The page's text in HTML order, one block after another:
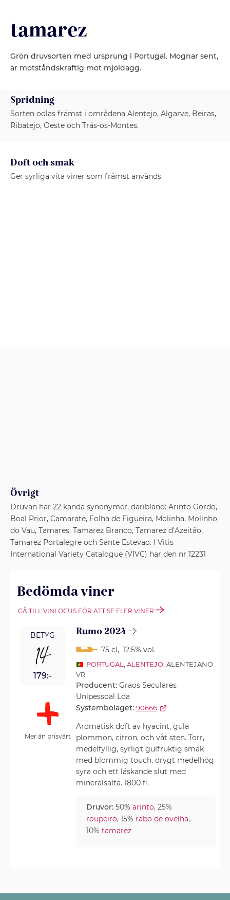
tamarez
Grön druvsorten med ursprung i Portugal. Mognar sent,
är motståndskraftig mot mjöldagg.
Spridning
Sorten odlas främst i områdena Alentejo, Algarve, Beiras,
Ribatejo, Oeste och Trás-os-Montes.
Doft och smak
Ger syrliga vita viner som främst används
Övrigt
Druvan har 22 kända synonymer, däribland: Arinto Gordo,
Boal Prior, Camarate, Folha de Figueira, Molinha, Molinho
do Vau, Tamares, Tamarez Branco, Tamarez d’Azeitão,
Tamarez Portalegre och Sante Estevao. I Vitis
International Variety Catalogue (VIVC) har den nr 12231
Bedömda viner
GÅ TILL VINLOCUS FÖR ATT SE FLER VINER
BETYG
14
179:-
Mer än prisvärt
Rumo 2024
75 cl, 12.5% vol.
PORTUGAL ALENTEJO, ALENTEJANO
VR
Producent:Graos Seculares
Unipessoal Lda
Systembolaget: 90666
Aromatisk doft av hyacint, gula
plommon, citron, och våt sten. Torr,
medelfyllig, syrligt gulfruktig smak
med blommig touch, drygt medelhög
syra och ett läskande slut med
mineralsälta. 1800 fl.
Druvor: 50%arinto, 25%
roupeiro, 15% rabo de ovelha,
10%tamarez